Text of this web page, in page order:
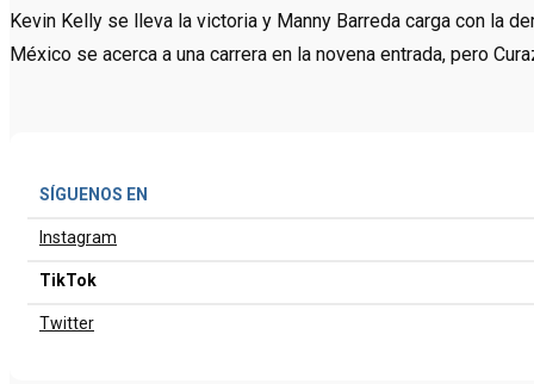
Kevin Kelly se lleva la victoria y Manny Barreda carga con la
México se acerca a una carrera en la novena entrada, pero
SÍGUENOS EN
Instagram
TikTok
Twitter